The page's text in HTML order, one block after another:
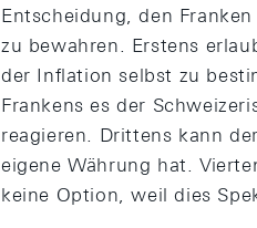
Entscheidung, den
zu bewahren. Erstens
der Inflation selbst zu
Frankens es der
reagieren. Drittens kann
eigene Währung hat.
keine Option, weil dies